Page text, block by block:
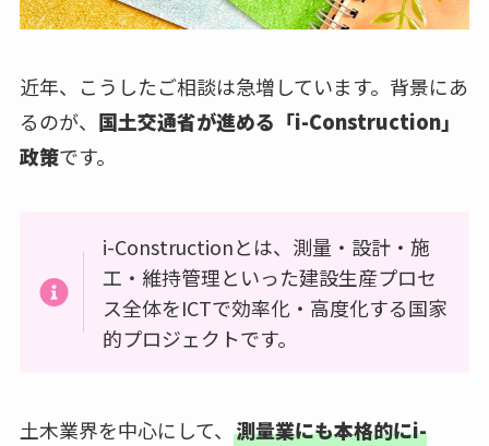
近年、こうしたご相談は急増しています。背景にあ
るのが、 国土交通省が進める「i-Construction」
政策です。
i-Constructionとは、測量・設計・施
工・維持管理といった建設生産プロセ
ス全体をICTで効率化・高度化する国家
的プロジェクトです。
土木業界を中心にして、 測量業にも本格的にi-